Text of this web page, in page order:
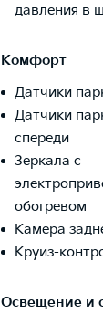
давления в
Комфорт
Датчики
Датчики
спереди
Зеркала с
обогревом
Камера
Круиз-
Освещение и